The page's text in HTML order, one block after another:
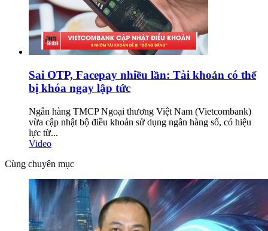
Sai OTP, Facepay nhiều lần: Tài khoản có thể
bị khóa ngay lập tức
Ngân hàng TMCP Ngoại thương Việt Nam (Vietcombank)
vừa cập nhật bộ điều khoản sử dụng ngân hàng số, có hiệu
lực từ...
Video
Cùng chuyên mục